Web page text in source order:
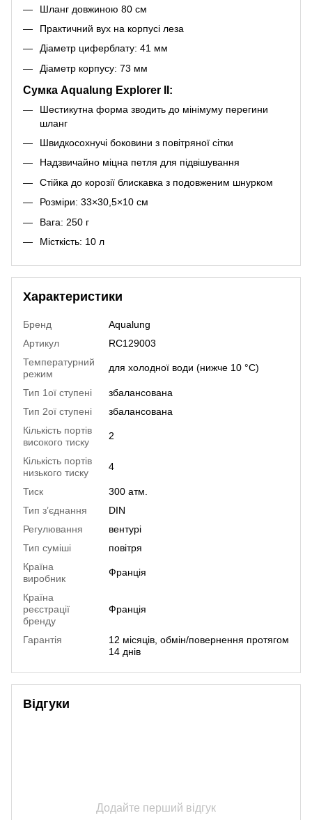
Шланг довжиною 80 см
Практичний вух на корпусі леза
Діаметр циферблату: 41 мм
Діаметр корпусу: 73 мм
Сумка Aqualung Explorer II:
Шестикутна форма зводить до мінімуму перегини
шланг
Швидкосохнучі боковини з повітряної сітки
Надзвичайно міцна петля для підвішування
Стійка до корозії блискавка з подовженим шнурком
Розміри: 33×30,5×10 см
Вага: 250 г
Місткість: 10 л
Характеристики
Бренд
Aqualung
Артикул
RC129003
Температурний
режим
для холодної води (нижче 10 °C)
Тип 1ої ступені
збалансована
Тип 2ої ступені
збалансована
Кількість портів
високого тиску
2
Кількість портів
низького тиску
4
Тиск
300 атм.
Тип з’єднання
DIN
Регулювання
вентурі
Тип суміші
повітря
Країна
виробник
Франція
Країна
реєстрації
бренду
Франція
Гарантія
12 місяців, обмін/повернення протягом
14 днів
Відгуки
Додайте перший відгук